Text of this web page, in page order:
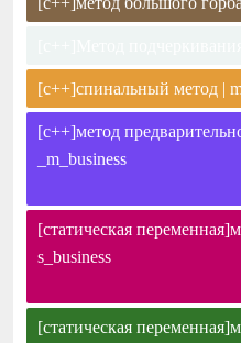
[c++]спинальный метод |
[c++]метод
_m_business
[статическая
s_business
[статическая